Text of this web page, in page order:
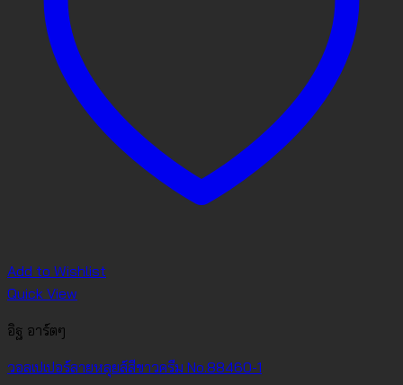
Add to Wishlist
Quick View
อิฐ อาร์ตๆ
วอลเปเปอร์ลายหลุยส์สีขาวครีม No.88460-1